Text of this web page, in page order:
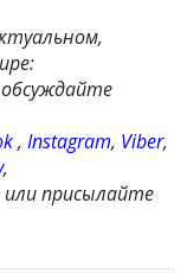
,Instagram, Viber,
,
присылайте